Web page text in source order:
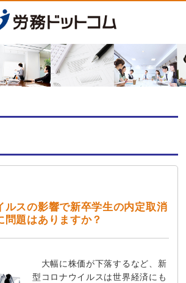
ルスの影響で新卒学生の内定取消
問題はありますか？
大幅に株価が下落するなど、新
型コロナウイルスは世界経済にも